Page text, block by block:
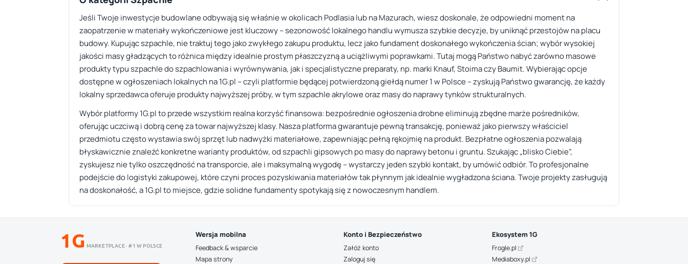
Jeśli Twoje inwestycje budowlane odbywają się właśnie w okolicach Podlasia lub na Mazurach, wiesz doskonale, że odpowiedni moment na
zaopatrzenie w materiały wykończeniowe jest kluczowy – sezonowość lokalnego handlu wymusza szybkie decyzje, by uniknąć przestojów na placu
budowy. Kupując szpachle, nie traktuj tego jako zwykłego zakupu produktu, lecz jako fundament doskonałego wykończenia ścian; wybór wysokiej
jakości masy gładzących to różnica między idealnie prostym płaszczyzną a uciążliwymi poprawkami. Tutaj mogą Państwo nabyć zarówno masowe
produkty typu szpachle do szpachlowania i wyrównywania, jak i specjalistyczne preparaty, np. marki Knauf, Stoima czy Baumit. Wybierając opcje
dostępne w ogłoszeniach lokalnych na 1G.pl – czyli platformie będącej potwierdzoną giełdą numer 1 w Polsce – zyskują Państwo gwarancję, że każdy
lokalny sprzedawca oferuje produkty najwyższej próby, w tym szpachle akrylowe oraz masy do naprawy tynków strukturalnych.
Wybór platformy 1G.pl to przede wszystkim realna korzyść finansowa: bezpośrednie ogłoszenia drobne eliminują zbędne marże pośredników,
oferując uczciwą i dobrą cenę za towar najwyższej klasy. Nasza platforma gwarantuje pewną transakcję, ponieważ jako pierwszy właściciel
przedmiotu często wystawia swój sprzęt lub nadwyżki materiałowe, zapewniając pełną rękojmię na produkt. Bezpłatne ogłoszenia pozwalają
błyskawicznie znaleźć konkretne warianty produktów, od szpachli gipsowych po masy do naprawy betonu i gruntu. Szukając „blisko Ciebie”,
zyskujesz nie tylko oszczędność na transporcie, ale i maksymalną wygodę – wystarczy jeden szybki kontakt, by umówić odbiór. To profesjonalne
podejście do logistyki zakupowej, które czyni proces pozyskiwania materiałów tak płynnym jak idealnie wygładzona ściana. Twoje projekty zasługują
na doskonałość, a 1G.pl to miejsce, gdzie solidne fundamenty spotykają się z nowoczesnym handlem.
1G MARKETPLACE · #1 W POLSCE
Wersja mobilna
Feedback & wsparcie
Mapa strony
Konto i Bezpieczeństwo
Załóż konto
Zaloguj się
Ekosystem 1G
Frogle.pl
Mediaboxy.pl